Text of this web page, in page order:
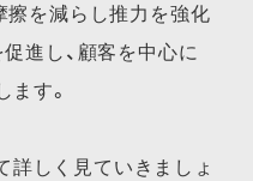
擦を減らし推力を強化
進し、顧客を中心に
す。
詳しく見ていきましょ